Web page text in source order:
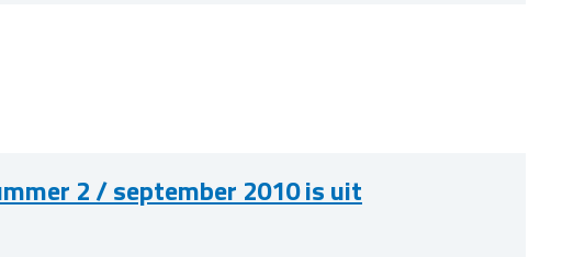
2 / september 2010 is uit